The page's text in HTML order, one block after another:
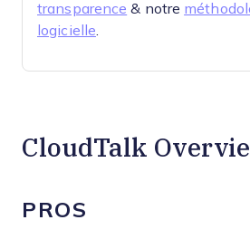
transparence & notre
logicielle
CloudTalk
PROS